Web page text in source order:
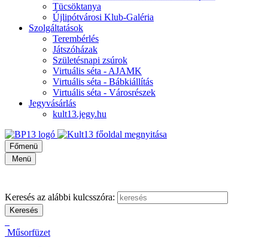
Tücsöktanya
Újlipótvárosi Klub-Galéria
Szolgáltatások
Terembérlés
Játszóházak
Születésnapi zsúrok
Virtuális séta - AJAMK
Virtuális séta - Bábkiállítás
Virtuális séta - Városrészek
Jegyvásárlás
kult13.jegy.hu
Főmenü
Menü
Keresés az alábbi kulcsszóra:
Műsorfüzet